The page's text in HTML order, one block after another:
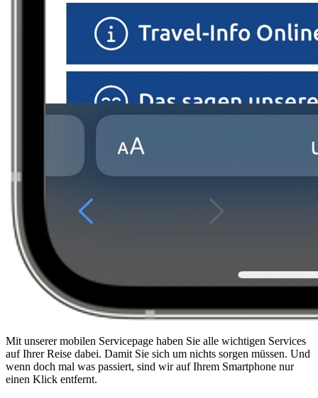
Mit unserer mobilen Servicepage haben Sie alle wichtigen Services
auf Ihrer Reise dabei. Damit Sie sich um nichts sorgen müssen. Und
wenn doch mal was passiert, sind wir auf Ihrem Smartphone nur
einen Klick entfernt.